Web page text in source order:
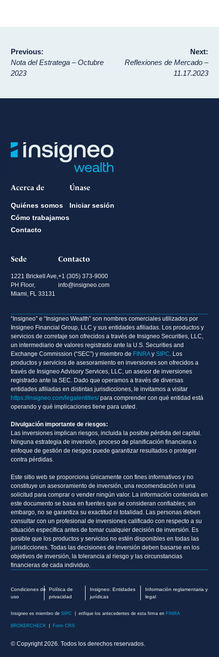
Navegación
de
Previous:
Nota del Estratega – Octubre
2023
Next:
Reflexiones de Mercado –
11.17.2023
Acerca de
Quiénes somos
Cómo trabajamos
Contacto
Únase
Iniciar sesión
Sede
1221 Brickell Ave,
PH Floor,
Miami, FL 33131
Contacto
+1 (305) 373-9000
info@insigneo.com
“Insigneo” e “Insigneo Wealth” son nombres comerciales utilizados por
Insigneo Financial Group, LLC y sus entidades afiliadas. Los productos y
servicios de corretaje son ofrecidos a través de Insigneo Securities, LLC,
un intermediario de valores registrado ante la U.S. Securities and
Exchange Commission (“SEC”) y miembro de FINRAySIPC . Los
productos y servicios de asesoramiento en inversiones son ofrecidos a
través de Insigneo Advisory Services, LLC, un asesor de inversiones
registrado ante la SEC. Dado que operamos a través de diversas
entidades afiliadas en distintas jurisdicciones, le invitamos a visitar
https://insigneo.com/legalentities/para comprender con qué entidad está
operando y qué implicaciones tiene para usted.
Divulgación importante de riesgos:
Las inversiones implican riesgos, incluida la posible pérdida del capital.
Ninguna estrategia de inversión, proceso de planificación financiera o
enfoque de gestión de riesgos puede garantizar resultados o proteger
contra pérdidas.
Este sitio web se proporciona únicamente con fines informativos y no
constituye un asesoramiento de inversión, una recomendación ni una
solicitud para comprar o vender ningún valor. La información contenida en
este documento se basa en fuentes que se consideran confiables; sin
embargo, no se garantiza su exactitud ni totalidad. Las personas deben
consultar con un profesional de inversiones calificado con respecto a su
situación específica antes de tomar cualquier decisión de inversión. Es
posible que los productos y servicios no estén disponibles en todas las
jurisdicciones. Todas las decisiones de inversión deben basarse en los
objetivos de inversión, la tolerancia al riesgo y las circunstancias
financieras de cada individuo.
Condiciones de
uso
Política de
privacidad
Insigneo: Entidades
jurídicas
Información reglamentaria y
legal
Insigneo es miembro deSIPC | erifique los antecedentes de esta firma en FINRA
BROKERCHECK Form CRS
© Copyright 2026. Todos los derechos reservados.